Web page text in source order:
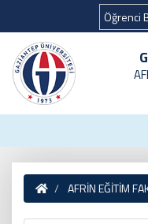
Öğrenci
AFRİN EĞİTİM